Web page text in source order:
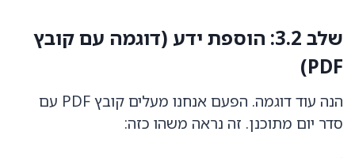
שלב 3.2: הוספת ידע (דוגמה עם קובץ
PDF)
הנה עוד דוגמה. הפעם אנחנו מעלים קובץ PDF עם
סדר יום מתוכנן. זה נראה משהו כזה: